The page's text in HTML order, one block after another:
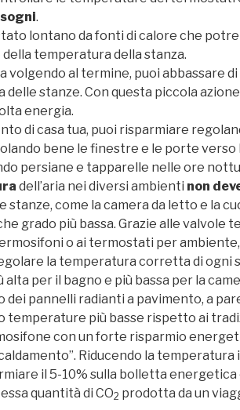
.
lontano da fonti di calore che
della temperatura della stanza.
volgendo al termine, puoi abbassare
delle stanze. Con questa piccola
energia.
di casa tua, puoi risparmiare
bene le finestre e le porte verso
persiane e tapparelle nelle ore
dell’aria nei diversi ambienti non
stanze, come la camera da letto e la
grado più bassa. Grazie alle valvole
o ai termostati per ambiente,
la temperatura corretta di ogni
alta per il bagno e più bassa per la
dei pannelli radianti a pavimento, a
temperature più basse rispetto ai
con un forte risparmio
Riducendo la temperatura
il 5-10% sulla bolletta
quantità di CO2 prodotta da un